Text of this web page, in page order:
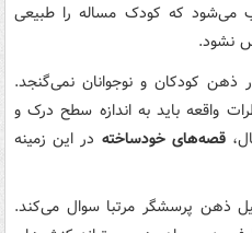
که کودک مساله را طبیعی
نشود.
ذهن کودکان و نوجوانان نمی‌گنجد.
واقعه باید به اندازه سطح درک و
قصه‌های خودساخته در این زمینه
ذهن پرسشگر مرتبا سوال می‌کند.